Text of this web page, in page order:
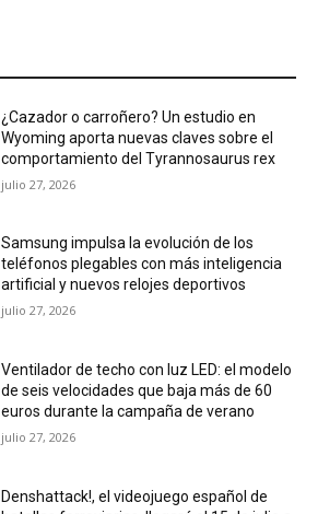
¿Cazador o carroñero? Un estudio en
Wyoming aporta nuevas claves sobre el
comportamiento del Tyrannosaurus rex
julio 27, 2026
Samsung impulsa la evolución de los
teléfonos plegables con más inteligencia
artificial y nuevos relojes deportivos
julio 27, 2026
Ventilador de techo con luz LED: el modelo
de seis velocidades que baja más de 60
euros durante la campaña de verano
julio 27, 2026
Denshattack!, el videojuego español de